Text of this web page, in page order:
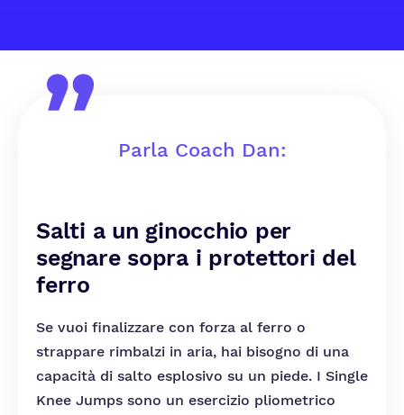
Parla Coach Dan:
Salti a un ginocchio per
segnare sopra i protettori del
ferro
Se vuoi finalizzare con forza al ferro o
strappare rimbalzi in aria, hai bisogno di una
capacità di salto esplosivo su un piede. I Single
Knee Jumps sono un esercizio pliometrico